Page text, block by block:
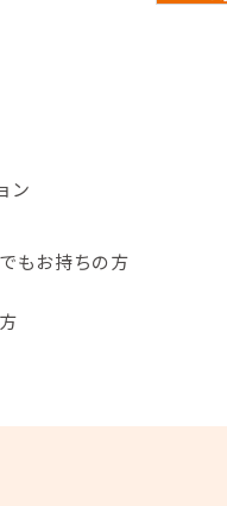
ン
もお持ちの方